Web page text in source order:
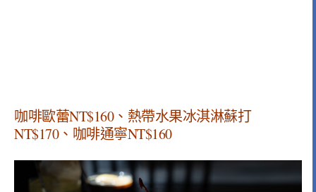
咖啡歐蕾NT$160、熱帶水果冰淇淋蘇打
NT$170、咖啡通寧NT$160